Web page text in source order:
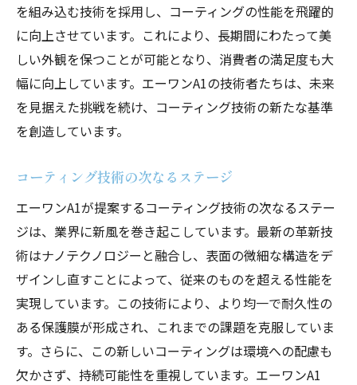
を組み込む技術を採用し、コーティングの性能を飛躍的
に向上させています。これにより、長期間にわたって美
しい外観を保つことが可能となり、消費者の満足度も大
幅に向上しています。エーワンA1の技術者たちは、未来
を見据えた挑戦を続け、コーティング技術の新たな基準
を創造しています。
コーティング技術の次なるステージ
エーワンA1が提案するコーティング技術の次なるステー
ジは、業界に新風を巻き起こしています。最新の革新技
術はナノテクノロジーと融合し、表面の微細な構造をデ
ザインし直すことによって、従来のものを超える性能を
実現しています。この技術により、より均一で耐久性の
ある保護膜が形成され、これまでの課題を克服していま
す。さらに、この新しいコーティングは環境への配慮も
欠かさず、持続可能性を重視しています。エーワンA1